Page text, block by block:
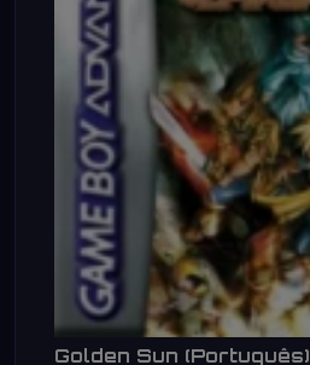
Golden Sun (Português)